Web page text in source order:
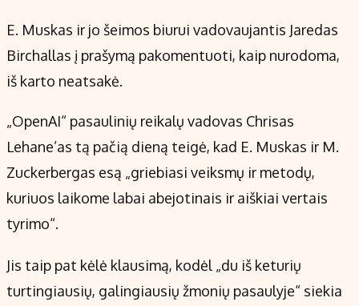
E. Muskas ir jo šeimos biurui vadovaujantis Jaredas
Birchallas į prašymą pakomentuoti, kaip nurodoma,
iš karto neatsakė.
„OpenAI“ pasaulinių reikalų vadovas Chrisas
Lehane’as tą pačią dieną teigė, kad E. Muskas ir M.
Zuckerbergas esą „griebiasi veiksmų ir metodų,
kuriuos laikome labai abejotinais ir aiškiai vertais
tyrimo“.
Jis taip pat kėlė klausimą, kodėl „du iš keturių
turtingiausių, galingiausių žmonių pasaulyje“ siekia